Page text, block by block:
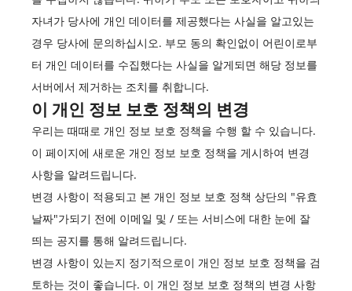
자녀가 당사에 개인 데이터를 제공했다는 사실을 알고있는
경우 당사에 문의하십시오. 부모 동의 확인없이 어린이로부
터 개인 데이터를 수집했다는 사실을 알게되면 해당 정보를
서버에서 제거하는 조치를 취합니다.
이 개인 정보 보호 정책의 변경
우리는 때때로 개인 정보 보호 정책을 수행 할 수 있습니다.
이 페이지에 새로운 개인 정보 보호 정책을 게시하여 변경
사항을 알려드립니다.
변경 사항이 적용되고 본 개인 정보 보호 정책 상단의 "유효
날짜"가되기 전에 이메일 및 / 또는 서비스에 대한 눈에 잘
띄는 공지를 통해 알려드립니다.
변경 사항이 있는지 정기적으로이 개인 정보 보호 정책을 검
토하는 것이 좋습니다. 이 개인 정보 보호 정책의 변경 사항